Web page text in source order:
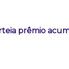
prêmio